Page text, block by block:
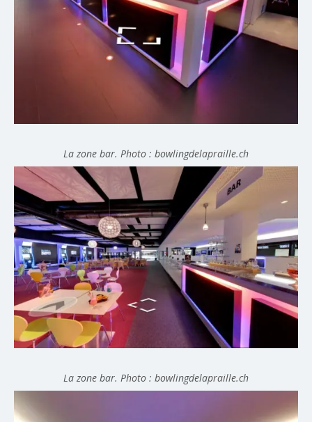
La zone bar. Photo : bowlingdelapraille.ch
La zone bar. Photo : bowlingdelapraille.ch